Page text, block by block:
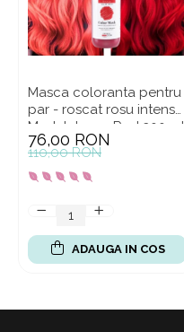
Masca coloranta pentru
par - roscat rosu intens
Mask Intense Red 300 ml
110,00 RON
76,00 RON
ADAUGA IN COS